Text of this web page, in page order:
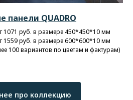
панели QUADRO
1071 руб. в размере 450*450*10 мм
1559 руб. в размере 600*600*10 мм
100 вариантов по цветам и фактурам)
про коллекцию